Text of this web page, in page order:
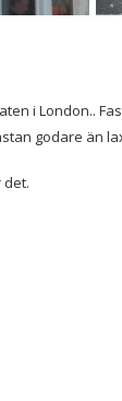
i London..
godare än
det.